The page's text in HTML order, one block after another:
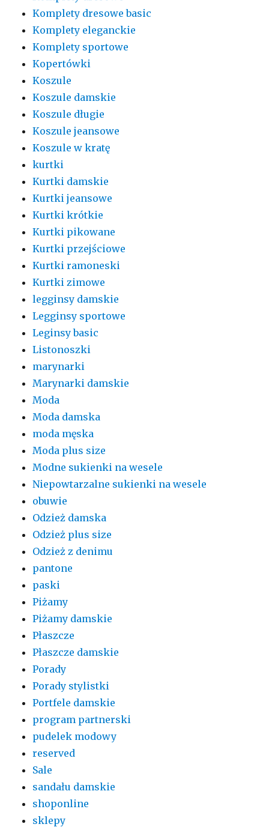
Komplety dresowe basic
Komplety eleganckie
Komplety sportowe
Kopertówki
Koszule
Koszule damskie
Koszule długie
Koszule jeansowe
Koszule w kratę
kurtki
Kurtki damskie
Kurtki jeansowe
Kurtki krótkie
Kurtki pikowane
Kurtki przejściowe
Kurtki ramoneski
Kurtki zimowe
legginsy damskie
Legginsy sportowe
Leginsy basic
Listonoszki
marynarki
Marynarki damskie
Moda
Moda damska
moda męska
Moda plus size
Modne sukienki na wesele
Niepowtarzalne sukienki na wesele
obuwie
Odzież damska
Odzież plus size
Odzież z denimu
pantone
paski
Piżamy
Piżamy damskie
Płaszcze
Płaszcze damskie
Porady
Porady stylistki
Portfele damskie
program partnerski
pudelek modowy
reserved
Sale
sandału damskie
shoponline
sklepy